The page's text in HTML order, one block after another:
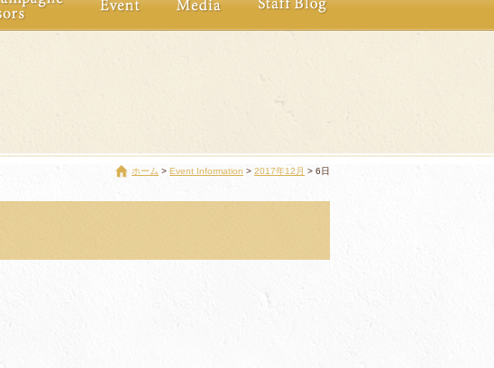
ホーム Event Information 2017年12月 6日